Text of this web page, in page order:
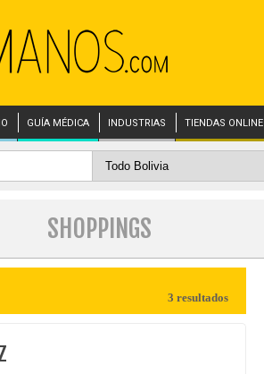
GUÍA MÉDICA INDUSTRIAS TIENDAS ONLINE
SHOPPINGS
3 resultados